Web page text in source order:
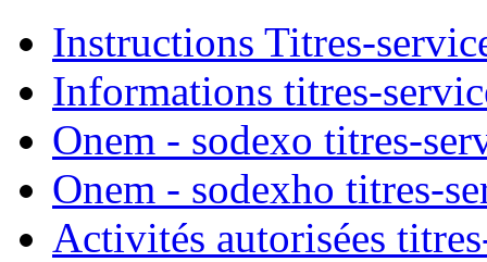
Instructions Titres-
Informations titres-
Onem - sodexo titres-
Onem - sodexho titres-
Activités autorisées